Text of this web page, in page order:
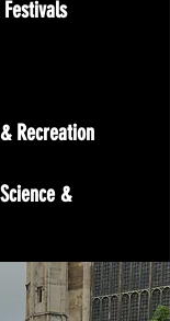
Recreation
Science &